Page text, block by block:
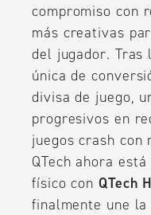
compromiso con
más creativas
del jugador. Tras
única de
divisa de juego,
progresivos en
juegos crash con
QTech ahora
físico con QTech
finalmente une